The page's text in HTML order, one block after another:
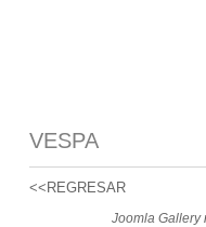
VESPA
<<REGRESAR
Joomla Gallery